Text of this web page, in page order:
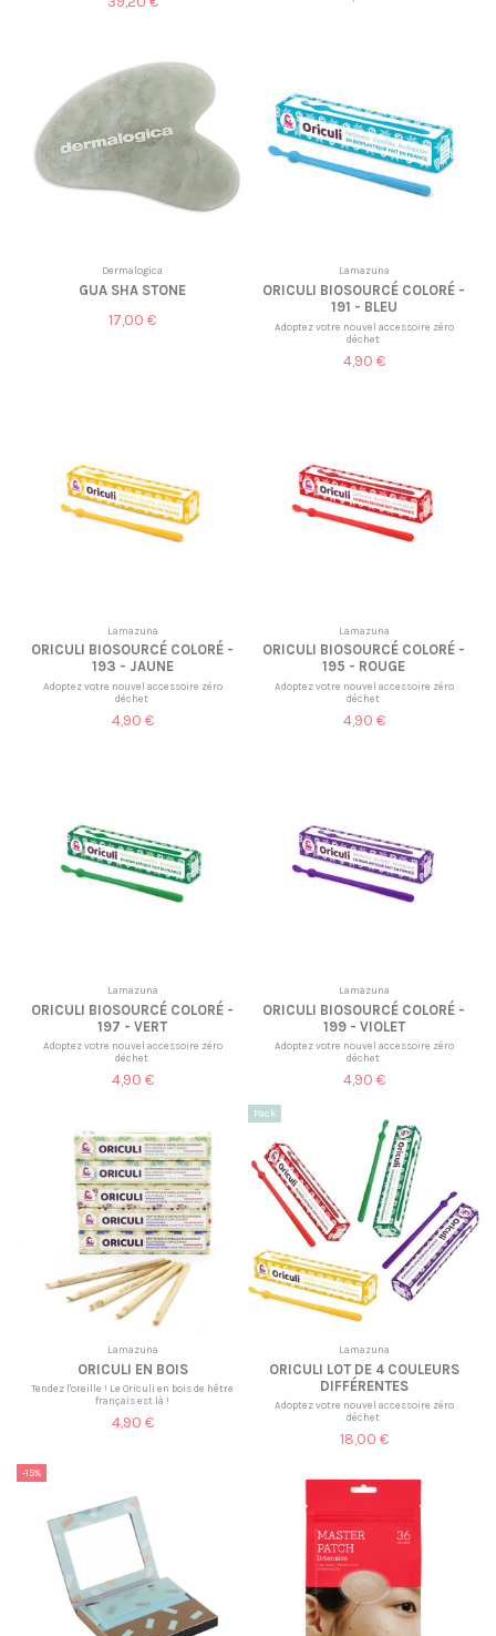
Dermalogica
GUA SHA STONE
17,00 €
Lamazuna
ORICULI BIOSOURCÉ COLORÉ -
191 - BLEU
Adoptez votre nouvel accessoire zéro
déchet
4,90 €
Lamazuna
ORICULI BIOSOURCÉ COLORÉ -
193 - JAUNE
Adoptez votre nouvel accessoire zéro
déchet
4,90 €
Lamazuna
ORICULI BIOSOURCÉ COLORÉ -
195 - ROUGE
Adoptez votre nouvel accessoire zéro
déchet
4,90 €
Lamazuna
ORICULI BIOSOURCÉ COLORÉ -
197 - VERT
Adoptez votre nouvel accessoire zéro
déchet
4,90 €
Lamazuna
ORICULI BIOSOURCÉ COLORÉ -
199 - VIOLET
Adoptez votre nouvel accessoire zéro
déchet
4,90 €
Lamazuna
ORICULI EN BOIS
Tendez l'oreille ! Le Oriculi en bois de hêtre
français est là !
4,90 €
Pack
Lamazuna
ORICULI LOT DE 4 COULEURS
DIFFÉRENTES
Adoptez votre nouvel accessoire zéro
déchet
18,00 €
-15%